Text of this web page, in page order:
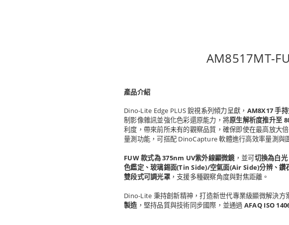
AM8517MT-
產品介紹
Dino-Lite Edge PLUS 銳視系列傾力呈獻， AM8X17 手
制影像雜訊並強化色彩還原能力，將原生解析度推升至
利度，帶來前所未有的觀察品質，確保即使在最高放大
量測功能，可搭配 DinoCapture 軟體進行高效率量測與
FUW 款式為 375nm UV紫外線顯微鏡，並可切換為白
色鑑定、玻璃錫面(Tin Side)/空氣面(Air Side)分辨、
雙段式可調光罩，支援多種觀察角度與對焦距離。
Dino-Lite 秉持創新精神，打造新世代專業級顯微解決
製造 ，堅持品質與技術同步國際，並通過 AFAQ ISO